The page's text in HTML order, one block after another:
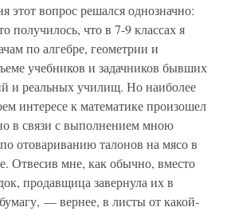
этот вопрос решался однозначно:
получилось, что в 7-9 классах я
по алгебре, геометрии и
учебников и задачников бывших
и реальных училищ. Но наиболее
интересе к математике произошел
в связи с выполнением мною
отовариванию талонов на мясо в
Отвесив мне, как обычно, вместо
продавщица завернула их в
— вернее, в листы от какой-